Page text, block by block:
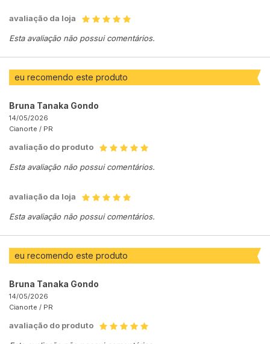
avaliação da loja
Esta avaliação não possui comentários.
eu recomendo este produto
Bruna Tanaka Gondo
14/05/2026
Cianorte / PR
avaliação do produto
Esta avaliação não possui comentários.
avaliação da loja
Esta avaliação não possui comentários.
eu recomendo este produto
Bruna Tanaka Gondo
14/05/2026
Cianorte / PR
avaliação do produto